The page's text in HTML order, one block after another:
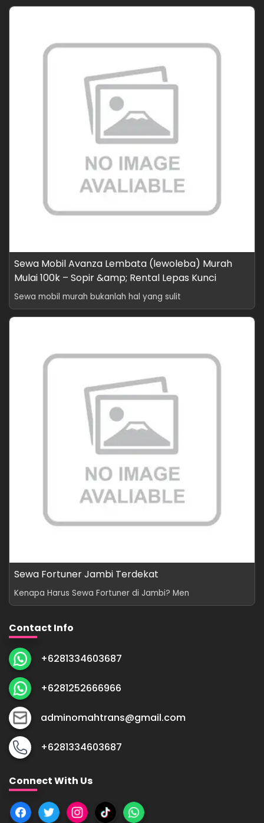
Sewa Mobil Avanza Lembata (lewoleba) Murah
Mulai 100k – Sopir &amp; Rental Lepas Kunci
Sewa mobil murah bukanlah hal yang sulit
Sewa Fortuner Jambi Terdekat
Kenapa Harus Sewa Fortuner di Jambi? Men
Contact Info
+6281334603687
+6281252666966
adminomahtrans@gmail.com
+6281334603687
Connect With Us